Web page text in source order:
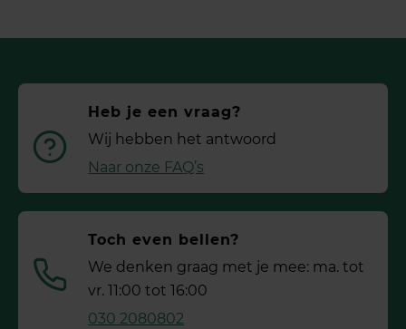
Heb je een vraag?
Wij hebben het antwoord
Naar onze FAQ’s
Toch even bellen?
We denken graag met je mee: ma. tot
vr. 11:00 tot 16:00
030 2080802